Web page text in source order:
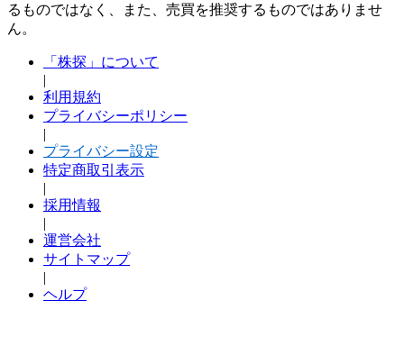
るものではなく、また、売買を推奨するものではありませ
ん。
「株探」について
|
利用規約
プライバシーポリシー
|
プライバシー設定
特定商取引表示
|
採用情報
|
運営会社
サイトマップ
|
ヘルプ